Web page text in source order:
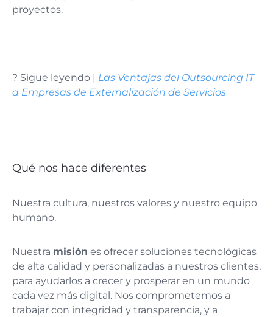
proyectos.
? Sigue leyendo | Las Ventajas del Outsourcing IT
a Empresas de Externalización de Servicios
Qué nos hace diferentes
Nuestra cultura, nuestros valores y nuestro equipo
humano.
Nuestra misión es ofrecer soluciones tecnológicas
de alta calidad y personalizadas a nuestros clientes,
para ayudarlos a crecer y prosperar en un mundo
cada vez más digital. Nos comprometemos a
trabajar con integridad y transparencia, y a